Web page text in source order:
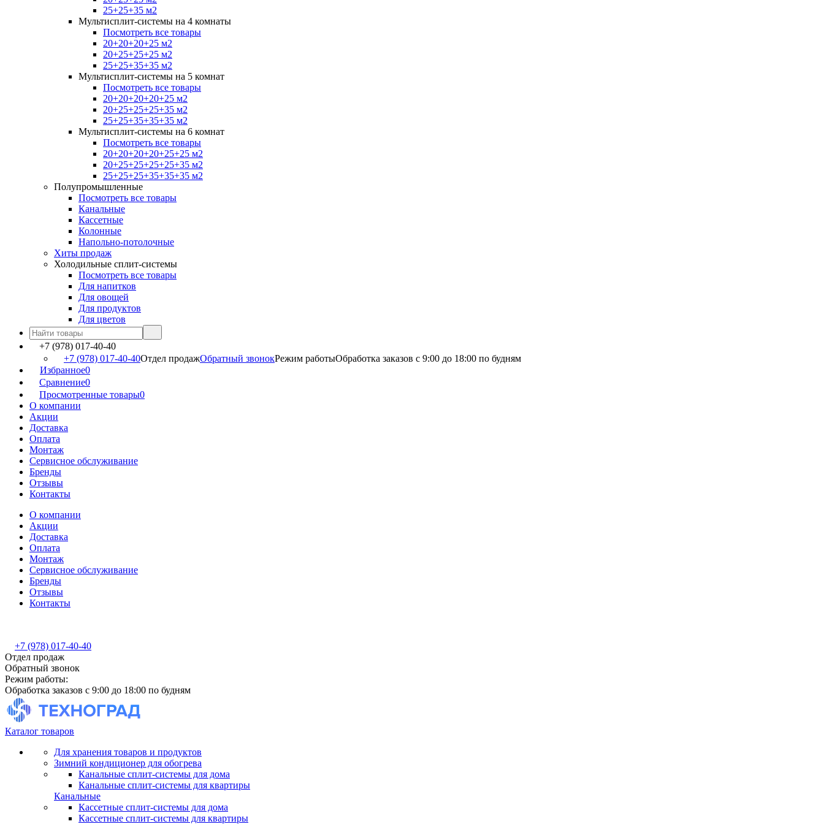
25+25+35 м2
Мультисплит-системы на 4 комнаты
Посмотреть все товары
20+20+20+25 м2
20+25+25+25 м2
25+25+35+35 м2
Мультисплит-системы на 5 комнат
Посмотреть все товары
20+20+20+20+25 м2
20+25+25+25+35 м2
25+25+35+35+35 м2
Мультисплит-системы на 6 комнат
Посмотреть все товары
20+20+20+20+25+25 м2
20+25+25+25+25+35 м2
25+25+25+35+35+35 м2
Полупромышленные
Посмотреть все товары
Канальные
Кассетные
Колонные
Напольно-потолочные
Хиты продаж
Холодильные сплит-системы
Посмотреть все товары
Для напитков
Для овощей
Для продуктов
Для цветов
+7 (978) 017-40-40
+7 (978) 017-40-40Отдел продажОбратный звонокРежим работыОбработка заказов с 9:00 до 18:00 по будням
Избранное0
Сравнение0
Просмотренные товары0
О компании
Акции
Доставка
Оплата
Монтаж
Сервисное обслуживание
Бренды
Отзывы
Контакты
О компании
Акции
Доставка
Оплата
Монтаж
Сервисное обслуживание
Бренды
Отзывы
Контакты
+7 (978) 017-40-40
Отдел продаж
Обратный звонок
Режим работы:
Обработка заказов с 9:00 до 18:00 по будням
Каталог товаров
Для хранения товаров и продуктов
Зимний кондиционер для обогрева
Канальные сплит-системы для дома
Канальные сплит-системы для квартиры
Канальные
Кассетные сплит-системы для дома
Кассетные сплит-системы для квартиры